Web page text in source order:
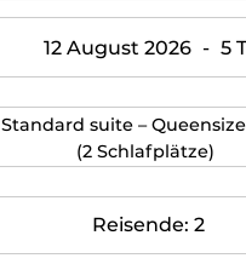
12 August 2026 - 5 T
Standard suite –
(2 Schlafplätze)
Reisende: 2